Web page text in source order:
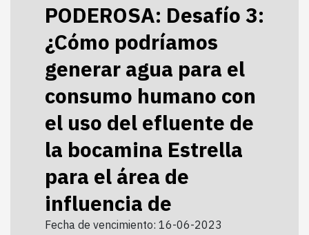
PODEROSA: Desafío 3:
¿Cómo podríamos
generar agua para el
consumo humano con
el uso del efluente de
la bocamina Estrella
para el área de
influencia de
Fecha de vencimiento: 16-06-2023